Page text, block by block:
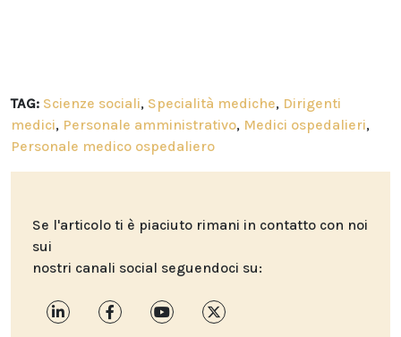
TAG: Scienze sociali, Specialità mediche, Dirigenti
medici, Personale amministrativo, Medici ospedalieri,
Personale medico ospedaliero
Se l'articolo ti è piaciuto rimani in contatto con noi
sui
nostri canali social seguendoci su: